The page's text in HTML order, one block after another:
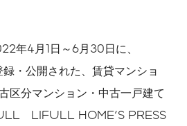
年4月1日～6月30日に、
・公開された、賃貸マンショ
区分マンション・中古一戸建て
LIFULL HOME'S PRESS